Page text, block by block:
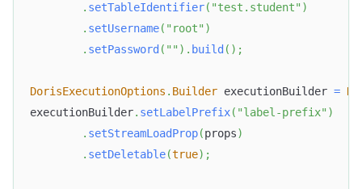
. setTableIdentifier( "test.student" )
. setUsername( "root" )
. setPassword ( "" ) . build ( ) ;
DorisExecutionOptions . Builder executionBuilder =
executionBuilder. setLabelPrefix( "label-prefix" )
. setStreamLoadProp(props)
. setDeletable(true) ;